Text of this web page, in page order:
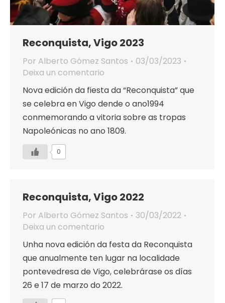
Reconquista, Vigo 2023
Por Alberto Gómez Santos
03/03/2023
Deixa un comentario
Nova edición da fiesta da “Reconquista” que
se celebra en Vigo dende o ano1994
conmemorando a vitoria sobre as tropas
Napoleónicas no ano 1809.
0
Reconquista, Vigo 2022
Por Alberto Gómez Santos
30/03/2022
Deixa un comentario
Unha nova edición da festa da Reconquista
que anualmente ten lugar na localidade
pontevedresa de Vigo, celebrárase os días
26 e 17 de marzo do 2022.